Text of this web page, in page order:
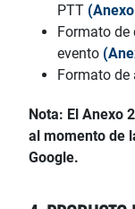
PTT
Formato de
evento
Formato
Nota: El Anexo
al momento de
Google.